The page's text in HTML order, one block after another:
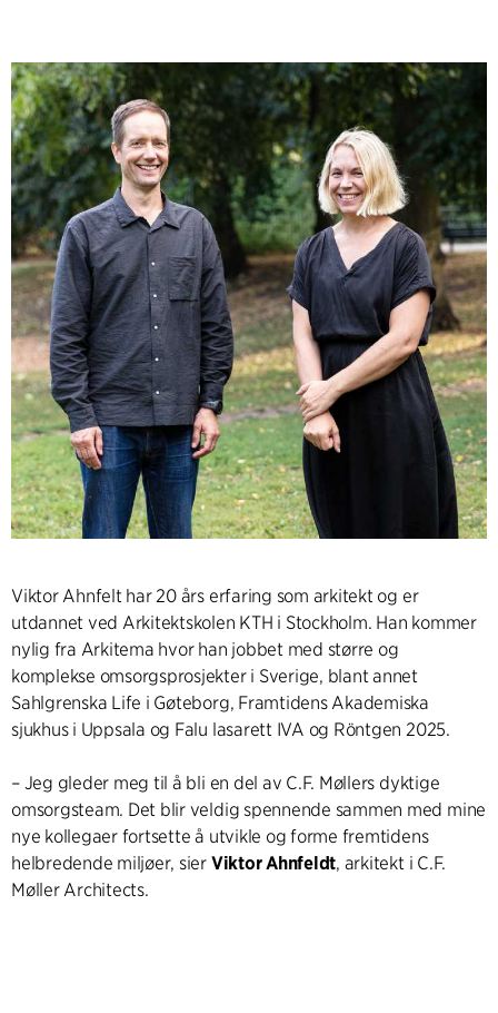
Viktor Ahnfelt har 20 års erfaring som arkitekt og er
utdannet ved Arkitektskolen KTH i Stockholm. Han kommer
nylig fra Arkitema hvor han jobbet med større og
komplekse omsorgsprosjekter i Sverige, blant annet
Sahlgrenska Life i Gøteborg, Framtidens Akademiska
sjukhus i Uppsala og Falu lasarett IVA og Röntgen 2025.
– Jeg gleder meg til å bli en del av C.F. Møllers dyktige
omsorgsteam. Det blir veldig spennende sammen med mine
nye kollegaer fortsette å utvikle og forme fremtidens
helbredende miljøer, sier Viktor Ahnfeldt, arkitekt i C.F.
Møller Architects.